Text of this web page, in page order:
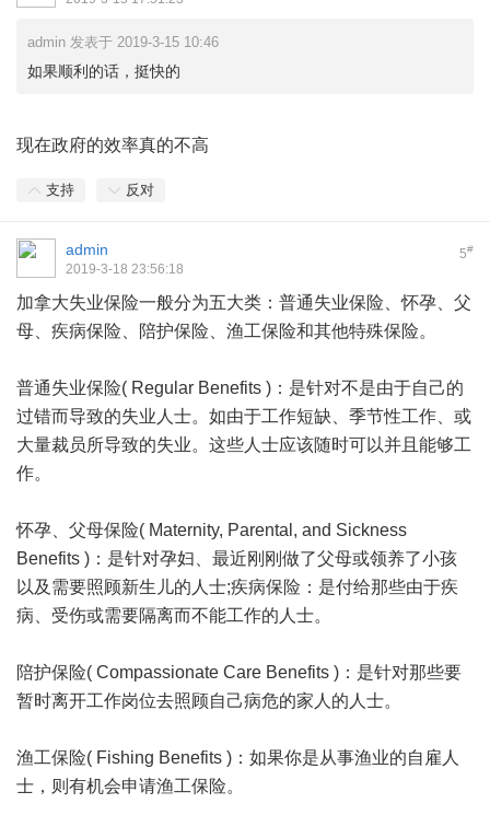
admin 发表于 2019-3-15 10:46
如果顺利的话，挺快的
现在政府的效率真的不高
支持 反对
5#
admin
2019-3-18 23:56:18
加拿大失业保险一般分为五大类：普通失业保险、怀孕、父
母、疾病保险、陪护保险、渔工保险和其他特殊保险。
普通失业保险( Regular Benefits )：是针对不是由于自己的
过错而导致的失业人士。如由于工作短缺、季节性工作、或
大量裁员所导致的失业。这些人士应该随时可以并且能够工
作。
怀孕、父母保险( Maternity, Parental, and Sickness
Benefits )：是针对孕妇、最近刚刚做了父母或领养了小孩
以及需要照顾新生儿的人士;疾病保险：是付给那些由于疾
病、受伤或需要隔离而不能工作的人士。
陪护保险( Compassionate Care Benefits )：是针对那些要
暂时离开工作岗位去照顾自己病危的家人的人士。
渔工保险( Fishing Benefits )：如果你是从事渔业的自雇人
士，则有机会申请渔工保险。